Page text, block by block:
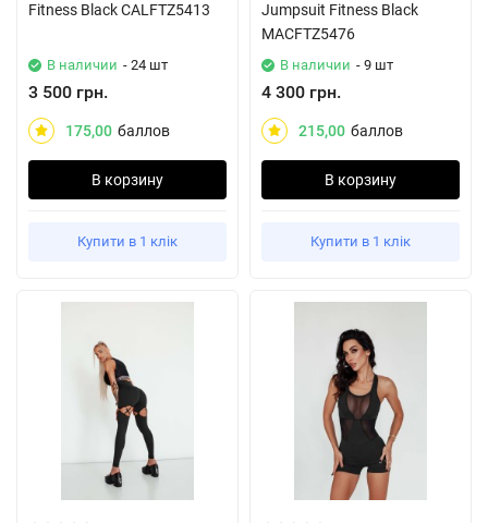
Fitness Black CALFTZ5413
В наличии - 24 шт
3 500 грн.
175,00 баллов
В корзину
Купити в 1 клік
Jumpsuit Fitness Black
MACFTZ5476
В наличии - 9 шт
4 300 грн.
215,00 баллов
В корзину
Купити в 1 клік